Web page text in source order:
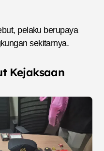
pelaku berupaya
sekitarnya.
Kejaksaan